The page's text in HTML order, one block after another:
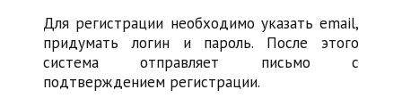
Для регистрации необходимо указать email,
придумать логин и пароль. После этого
система отправляет письмо с
подтверждением регистрации.